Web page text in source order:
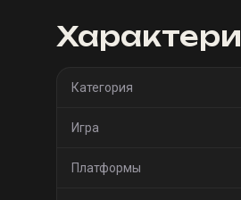
Категория
Игра
Платформы